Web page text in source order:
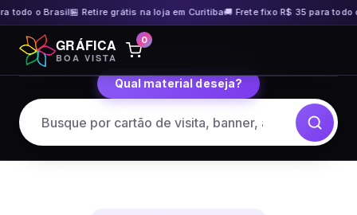
o Brasil🏪 Retire grátis na loja em Curitiba🚚 Frete fixo R$ 35 para todo o
Pular
para
o
GRÁFICA
BOA VISTA
0
Qual material deseja?